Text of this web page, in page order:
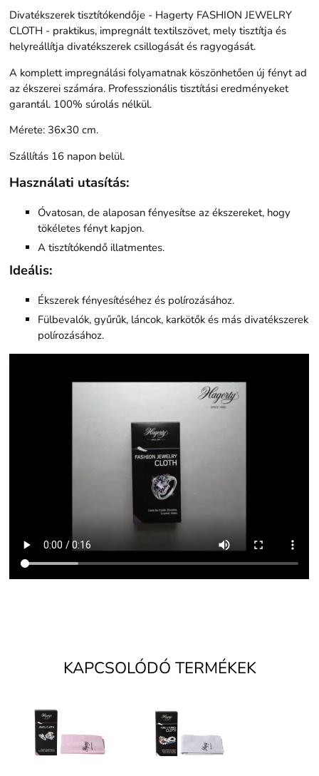
Divatékszerek tisztítókendője - Hagerty FASHION JEWELRY
CLOTH - praktikus, impregnált textilszövet, mely tisztítja és
helyreállítja divatékszerek csillogását és ragyogását.
A komplett impregnálási folyamatnak köszönhetően új fényt ad
az ékszerei számára. Professzionális tisztítási eredményeket
garantál. 100% súrolás nélkül.
Mérete: 36x30 cm.
Szállítás 16 napon belül.
Használati utasítás:
Óvatosan, de alaposan fényesítse az ékszereket, hogy
tökéletes fényt kapjon.
A tisztítókendő illatmentes.
Ideális:
Ékszerek fényesítéséhez és polírozásához.
Fülbevalók, gyűrűk, láncok, karkötők és más divatékszerek
polírozásához.
KAPCSOLÓDÓ TERMÉKEK